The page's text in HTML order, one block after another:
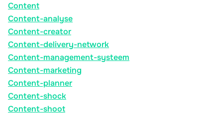
Content
Content-analyse
Content-creator
Content-delivery-network
Content-management-systeem
Content-marketing
Content-planner
Content-shock
Content-shoot